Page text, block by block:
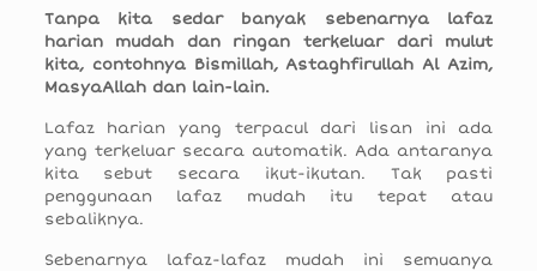
Tanpa kita sedar banyak sebenarnya lafaz
harian mudah dan ringan terkeluar dari mulut
kita, contohnya Bismillah, Astaghfirullah Al Azim,
MasyaAllah dan lain-lain.
Lafaz harian yang terpacul dari lisan ini ada
yang terkeluar secara automatik. Ada antaranya
kita sebut secara ikut-ikutan. Tak pasti
penggunaan lafaz mudah itu tepat atau
sebaliknya.
Sebenarnya lafaz-lafaz mudah ini semuanya